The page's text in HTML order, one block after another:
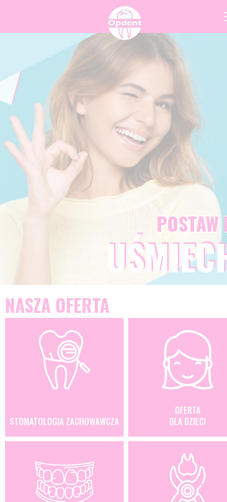
POSTAW
NASZA OFERTA
STOMATOLOGIA ZACHOWAWCZA
OFERTA
DLA DZIECI